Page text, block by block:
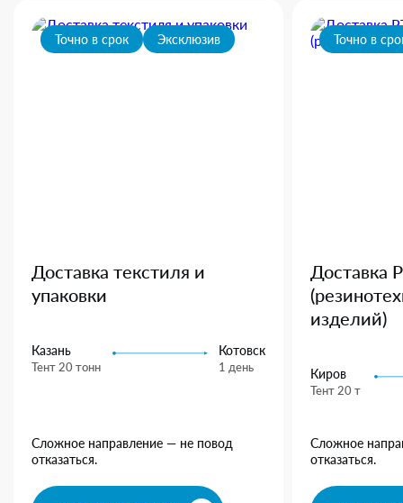
Точно в срок Эксклюзив
Доставка текстиля и
упаковки
Казань
Тент 20 тонн
Котовск
1 день
Сложное направление — не повод
отказаться.
Точно в
Доставка
изделий)
Киров
Тент 20 т
Сложное
отказаться.